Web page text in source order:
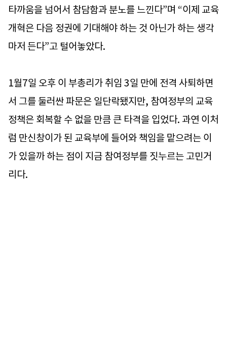
타까움을 넘어서 참담함과 분노를 느낀다”며 “이제 교육
개혁은 다음 정권에 기대해야 하는 것 아닌가 하는 생각
마저 든다”고 털어놓았다.
1월7일 오후 이 부총리가 취임 3일 만에 전격 사퇴하면
서 그를 둘러싼 파문은 일단락됐지만, 참여정부의 교육
정책은 회복할 수 없을 만큼 큰 타격을 입었다. 과연 이처
럼 만신창이가 된 교육부에 들어와 책임을 맡으려는 이
가 있을까 하는 점이 지금 참여정부를 짓누르는 고민거
리다.